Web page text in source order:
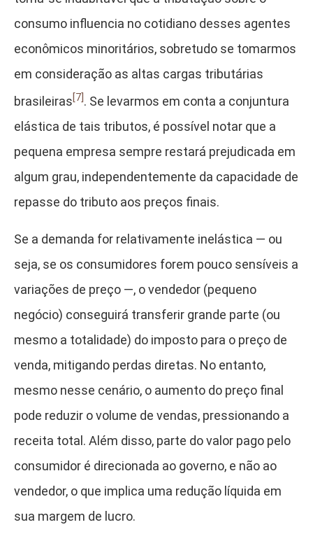
consumo influencia no cotidiano desses agentes
econômicos minoritários, sobretudo se tomarmos
em consideração as altas cargas tributárias
brasileiras[7]. Se levarmos em conta a conjuntura
elástica de tais tributos, é possível notar que a
pequena empresa sempre restará prejudicada em
algum grau, independentemente da capacidade de
repasse do tributo aos preços finais.
Se a demanda for relativamente inelástica — ou
seja, se os consumidores forem pouco sensíveis a
variações de preço —, o vendedor (pequeno
negócio) conseguirá transferir grande parte (ou
mesmo a totalidade) do imposto para o preço de
venda, mitigando perdas diretas. No entanto,
mesmo nesse cenário, o aumento do preço final
pode reduzir o volume de vendas, pressionando a
receita total. Além disso, parte do valor pago pelo
consumidor é direcionada ao governo, e não ao
vendedor, o que implica uma redução líquida em
sua margem de lucro.